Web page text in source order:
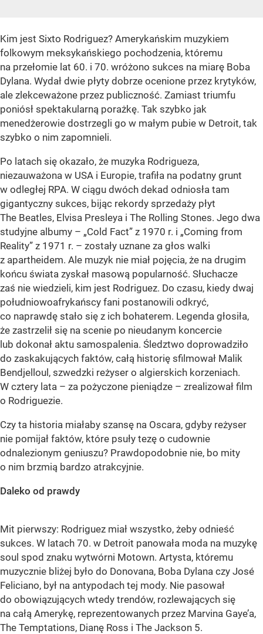
Kim jest Sixto Rodriguez? Amerykańskim muzykiem
folkowym meksykańskiego pochodzenia, któremu
na przełomie lat 60. i 70. wróżono sukces na miarę Boba
Dylana. Wydał dwie płyty dobrze ocenione przez krytyków,
ale zlekceważone przez publiczność. Zamiast triumfu
poniósł spektakularną porażkę. Tak szybko jak
menedżerowie dostrzegli go w małym pubie w Detroit, tak
szybko o nim zapomnieli.
Po latach się okazało, że muzyka Rodrigueza,
niezauważona w USA i Europie, trafiła na podatny grunt
w odległej RPA. W ciągu dwóch dekad odniosła tam
gigantyczny sukces, bijąc rekordy sprzedaży płyt
The Beatles, Elvisa Presleya i The Rolling Stones. Jego dwa
studyjne albumy – „Cold Fact” z 1970 r. i „Coming from
Reality” z 1971 r. – zostały uznane za głos walki
z apartheidem. Ale muzyk nie miał pojęcia, że na drugim
końcu świata zyskał masową popularność. Słuchacze
zaś nie wiedzieli, kim jest Rodriguez. Do czasu, kiedy dwaj
południowoafrykańscy fani postanowili odkryć,
co naprawdę stało się z ich bohaterem. Legenda głosiła,
że zastrzelił się na scenie po nieudanym koncercie
lub dokonał aktu samospalenia. Śledztwo doprowadziło
do zaskakujących faktów, całą historię sfilmował Malik
Bendjelloul, szwedzki reżyser o algierskich korzeniach.
W cztery lata – za pożyczone pieniądze – zrealizował film
o Rodriguezie.
Czy ta historia miałaby szansę na Oscara, gdyby reżyser
nie pomijał faktów, które psuły tezę o cudownie
odnalezionym geniuszu? Prawdopodobnie nie, bo mity
o nim brzmią bardzo atrakcyjnie.
Daleko od prawdy
Mit pierwszy: Rodriguez miał wszystko, żeby odnieść
sukces. W latach 70. w Detroit panowała moda na muzykę
soul spod znaku wytwórni Motown. Artysta, któremu
muzycznie bliżej było do Donovana, Boba Dylana czy José
Feliciano, był na antypodach tej mody. Nie pasował
do obowiązujących wtedy trendów, rozlewających się
na całą Amerykę, reprezentowanych przez Marvina Gaye’a,
The Temptations, Dianę Ross i The Jackson 5.